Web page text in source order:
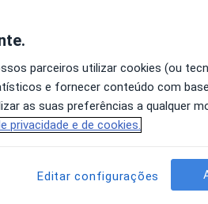
Amanhã
9 Ago
Segunda-feira
10 Ago
Ter,
11 Ago
agendamento online não está
disponível
parceiros utilizar cookies (ou
e fornecer conteúdo com
as suas preferências a qualquer
privacidade e de cookies.
Editar configurações